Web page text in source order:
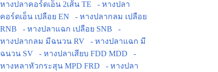
หางปลาคอร์ดเอ็น 2เส้น TE
- หางปลา
คอร์ดเอ็น เปลือย EN
- หางปลากลม เปลือย
RNB
- หางปลาแฉก เปลือย SNB
-
หางปลากลม มีฉนวน RV
- หางปลาแฉก มี
ฉนวน SV
- หางปลาเสียบ FDD MDD
-
หางหลาหัวกระสุน MPD FRD
- หางปลา